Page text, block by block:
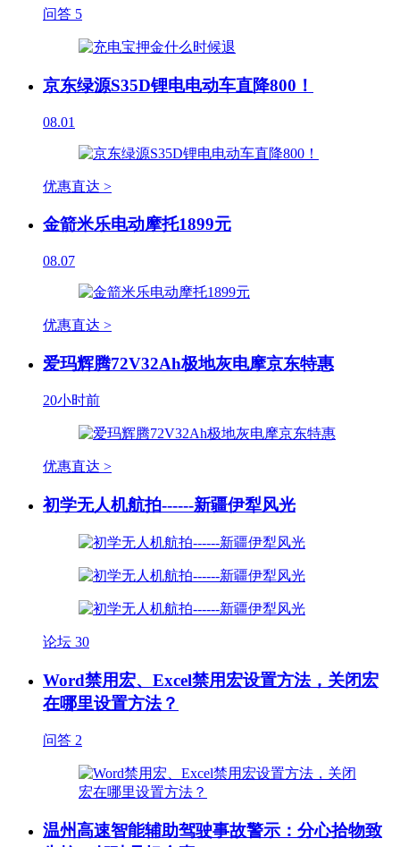
问答 5
京东绿源S35D锂电电动车直降800！
08.01
优惠直达 >
金箭米乐电动摩托1899元
08.07
优惠直达 >
爱玛辉腾72V32Ah极地灰电摩京东特惠
20小时前
优惠直达 >
初学无人机航拍------新疆伊犁风光
论坛 30
Word禁用宏、Excel禁用宏设置方法，关闭宏
在哪里设置方法？
问答 2
温州高速智能辅助驾驶事故警示：分心拾物致